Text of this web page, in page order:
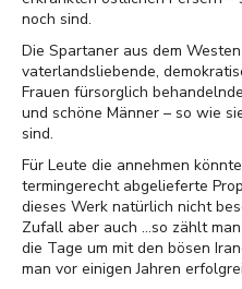
noch sind.
Die Spartaner aus dem
vaterlandsliebende,
Frauen fürsorglich
und schöne Männer – so wie
sind.
Für Leute die annehmen
termingerecht abgelieferte
dieses Werk natürlich nicht
Zufall aber auch ...so zählt
die Tage um mit den bösen
man vor einigen Jahren